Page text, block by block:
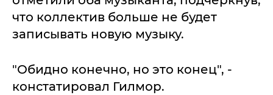
что коллектив больше не будет
записывать новую музыку.
"Обидно конечно, но это конец", -
констатировал Гилмор.